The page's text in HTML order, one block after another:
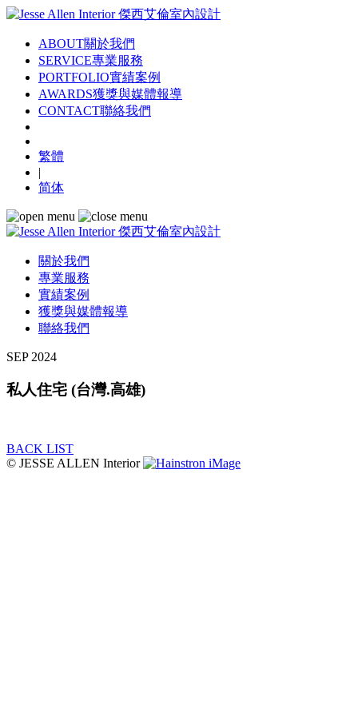
ABOUT關於我們
SERVICE專業服務
PORTFOLIO實績案例
AWARDS獲獎與媒體報導
CONTACT聯絡我們
繁體
|
简体
關於我們
專業服務
實績案例
獲獎與媒體報導
聯絡我們
SEP 2024
私人住宅 (台灣.高雄)
BACK LIST
© JESSE ALLEN Interior